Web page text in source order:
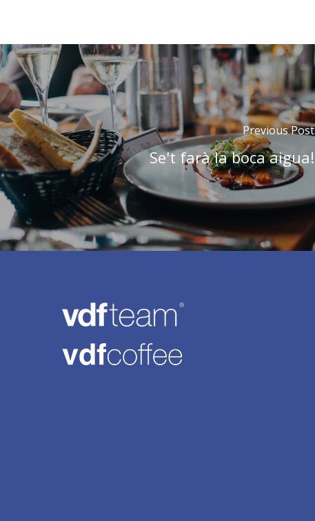
Previous Post
Se't farà la boca aigua!